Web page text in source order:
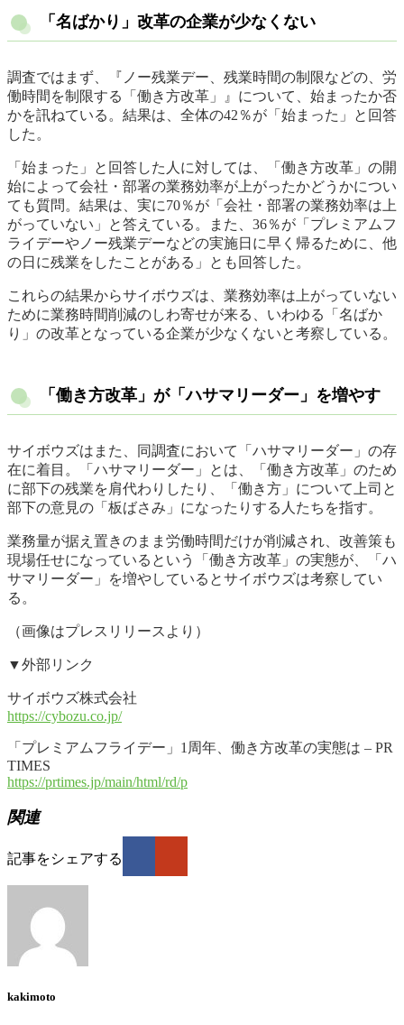
「名ばかり」改革の企業が少なくない
調査ではまず、『ノー残業デー、残業時間の制限などの、労
働時間を制限する「働き方改革」』について、始まったか否
かを訊ねている。結果は、全体の42％が「始まった」と回答
した。
「始まった」と回答した人に対しては、「働き方改革」の開
始によって会社・部署の業務効率が上がったかどうかについ
ても質問。結果は、実に70％が「会社・部署の業務効率は上
がっていない」と答えている。また、36％が「プレミアムフ
ライデーやノー残業デーなどの実施日に早く帰るために、他
の日に残業をしたことがある」とも回答した。
これらの結果からサイボウズは、業務効率は上がっていない
ために業務時間削減のしわ寄せが来る、いわゆる「名ばか
り」の改革となっている企業が少なくないと考察している。
「働き方改革」が「ハサマリーダー」を増やす
サイボウズはまた、同調査において「ハサマリーダー」の存
在に着目。「ハサマリーダー」とは、「働き方改革」のため
に部下の残業を肩代わりしたり、「働き方」について上司と
部下の意見の「板ばさみ」になったりする人たちを指す。
業務量が据え置きのまま労働時間だけが削減され、改善策も
現場任せになっているという「働き方改革」の実態が、「ハ
サマリーダー」を増やしているとサイボウズは考察してい
る。
（画像はプレスリリースより）
▼外部リンク
サイボウズ株式会社
https://cybozu.co.jp/
「プレミアムフライデー」1周年、働き方改革の実態は – PR
TIMES
https://prtimes.jp/main/html/rd/p
関連
記事をシェアする
kakimoto